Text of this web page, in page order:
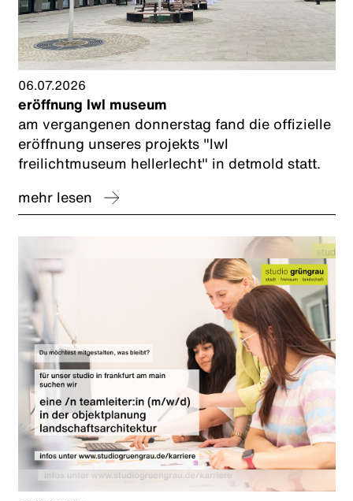
06.07.2026
eröffnung lwl museum
am vergangenen donnerstag fand die offizielle
eröffnung unseres projekts "lwl
freilichtmuseum hellerlecht" in detmold statt.
mehr lesen